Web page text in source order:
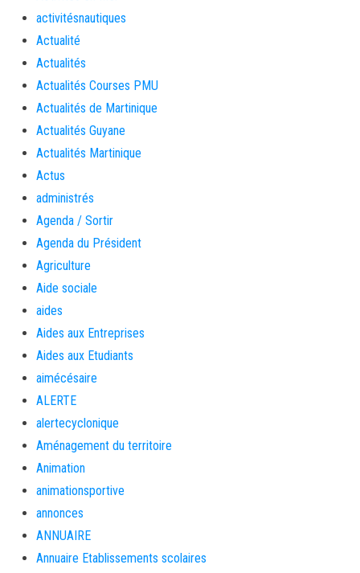
activitésnautiques
Actualité
Actualités
Actualités Courses PMU
Actualités de Martinique
Actualités Guyane
Actualités Martinique
Actus
administrés
Agenda / Sortir
Agenda du Président
Agriculture
Aide sociale
aides
Aides aux Entreprises
Aides aux Etudiants
aimécésaire
ALERTE
alertecyclonique
Aménagement du territoire
Animation
animationsportive
annonces
ANNUAIRE
Annuaire Etablissements scolaires